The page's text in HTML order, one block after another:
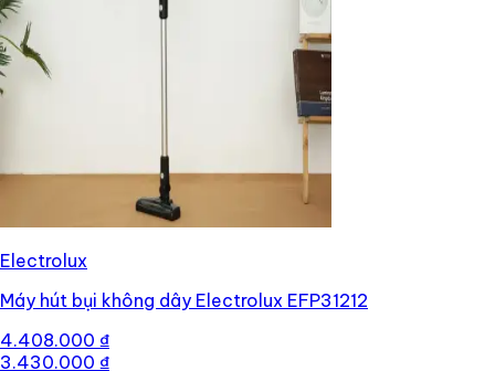
Electrolux
Máy hút bụi không dây Electrolux EFP31212
4.408.000 ₫
3.430.000 ₫